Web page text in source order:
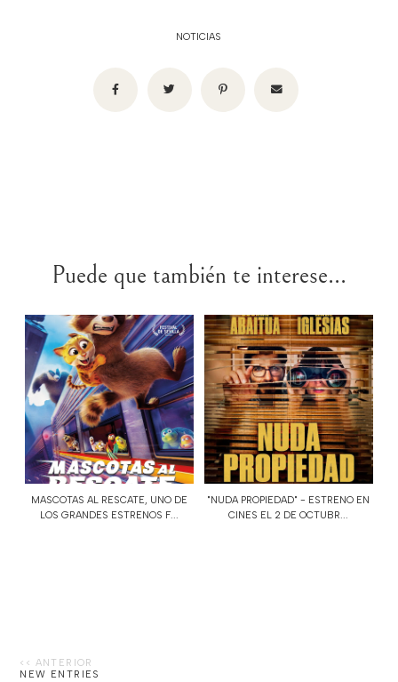
NOTICIAS
Puede que también te interese...
MASCOTAS AL RESCATE, UNO DE
LOS GRANDES ESTRENOS F...
"NUDA PROPIEDAD" - ESTRENO EN
CINES EL 2 DE OCTUBR...
NEW ENTRIES